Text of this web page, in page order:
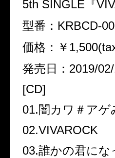
5th SINGLE『
型番：KRBCD-
価格：￥
発売日：2019/
[CD]
01.闇カワ＃アゲ
02.VIVAROCK
03.誰かの君にな